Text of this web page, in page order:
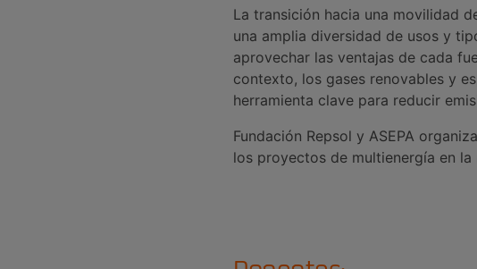
La transición hacia una movilidad
una amplia diversidad de usos y
aprovechar las ventajas de cada
contexto, los gases renovables y
herramienta clave para reducir
Fundación Repsol y ASEPA
los proyectos de multienergía en